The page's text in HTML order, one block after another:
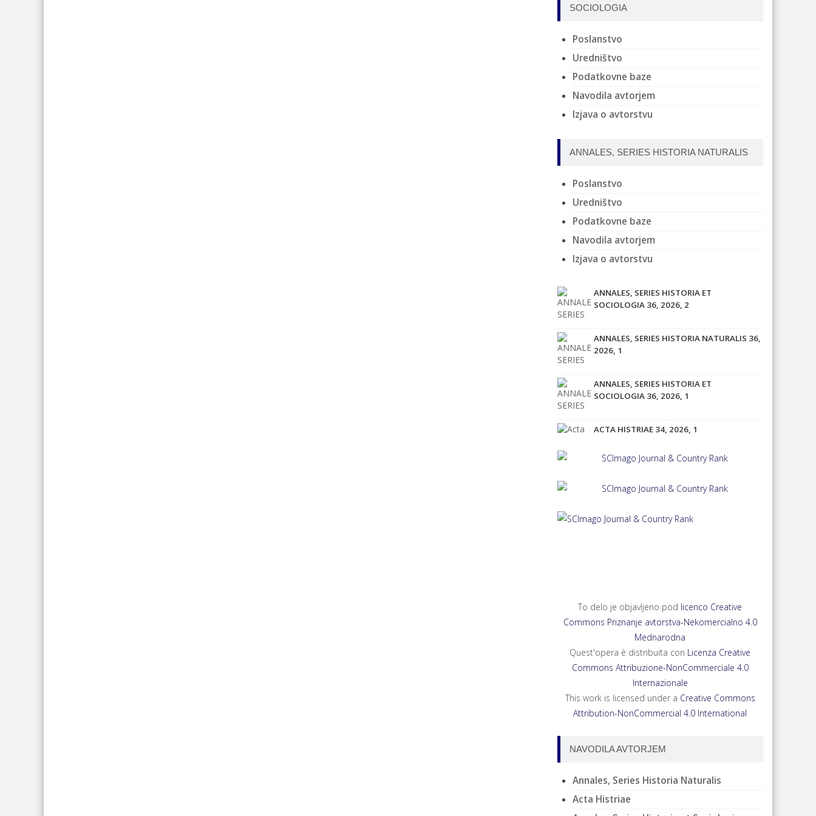
SOCIOLOGIA
Poslanstvo
Uredništvo
Podatkovne baze
Navodila avtorjem
Izjava o avtorstvu
ANNALES, SERIES HISTORIA NATURALIS
Poslanstvo
Uredništvo
Podatkovne baze
Navodila avtorjem
Izjava o avtorstvu
ANNALES, SERIES HISTORIA ET
SOCIOLOGIA 36, 2026, 2
ANNALES, SERIES HISTORIA NATURALIS 36,
2026, 1
ANNALES, SERIES HISTORIA ET
SOCIOLOGIA 36, 2026, 1
ACTA HISTRIAE 34, 2026, 1
ANNALES, SERIES HISTORIA ET
To delo je objavljeno pod licenco Creative
Commons Priznanje avtorstva-Nekomercialno 4.0
Mednarodna
Quest'opera è distribuita con Licenza Creative
Commons Attribuzione-NonCommerciale 4.0
Internazionale
This work is licensed under a Creative Commons
Attribution-NonCommercial 4.0 International
NAVODILA AVTORJEM
Annales, Series Historia Naturalis
Acta Histriae